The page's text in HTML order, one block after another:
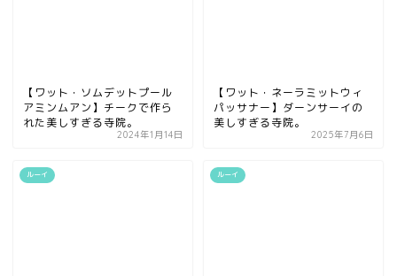
【ワット・ソムデットプール
アミンムアン】チークで作ら
れた美しすぎる寺院。
2024年1月14日
【ワット・ネーラミットウィ
パッサナー】ダーンサーイの
美しすぎる寺院。
2025年7月6日
ルーイ ルーイ